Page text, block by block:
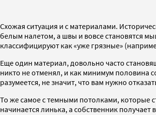
Схожая ситуация и с материалами.
белым налетом, а швы и вовсе становятся
классифицируют как «уже грязные»
Еще один материал, довольно часто
никто не отменял, и как минимум половина
разумеется, не значит, что вам нужно
То же самое с темными потолками, которые
начинается линька, а собственник получает